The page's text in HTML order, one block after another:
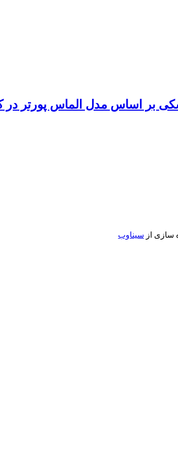
بر اساس مدل الماس پورتر
سازی از سیناوب